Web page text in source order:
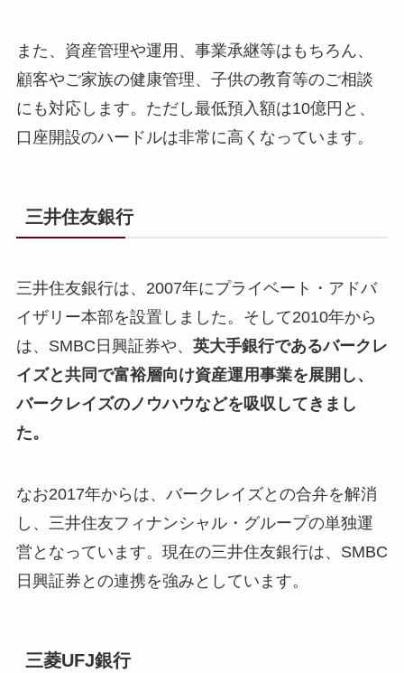
また、資産管理や運用、事業承継等はもちろん、
顧客やご家族の健康管理、子供の教育等のご相談
にも対応します。ただし最低預入額は10億円と、
口座開設のハードルは非常に高くなっています。
三井住友銀行
三井住友銀行は、2007年にプライベート・アドバ
イザリー本部を設置しました。そして2010年から
は、SMBC日興証券や、 英大手銀行であるバークレ
イズと共同で富裕層向け資産運用事業を展開し、
バークレイズのノウハウなどを吸収してきまし
た。
なお2017年からは、バークレイズとの合弁を解消
し、三井住友フィナンシャル・グループの単独運
営となっています。現在の三井住友銀行は、SMBC
日興証券との連携を強みとしています。
三菱UFJ銀行